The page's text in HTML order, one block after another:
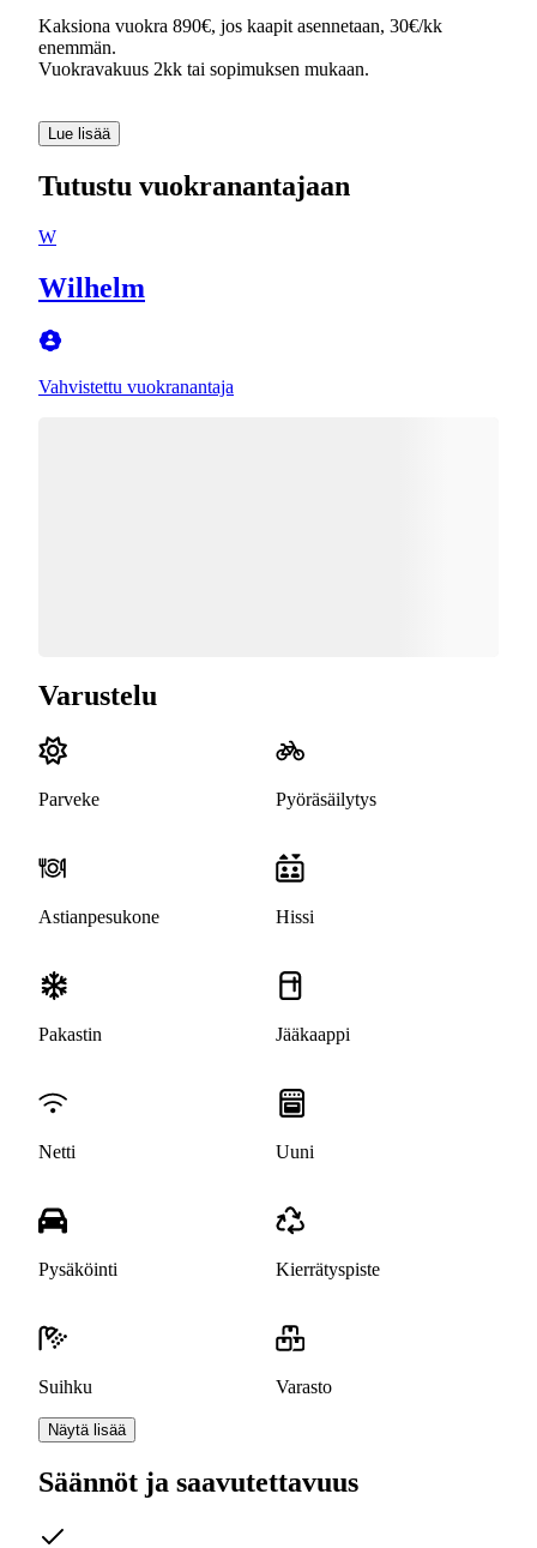
Kaksiona vuokra 890€, jos kaapit asennetaan, 30€/kk
enemmän.
Vuokravakuus 2kk tai sopimuksen mukaan.
Lue lisää
Tutustu vuokranantajaan
W
Wilhelm
Vahvistettu vuokranantaja
Varustelu
Parveke Pyöräsäilytys
Astianpesukone Hissi
Pakastin Jääkaappi
Netti Uuni
Pysäköinti Kierrätyspiste
Suihku Varasto
Näytä lisää
Säännöt ja saavutettavuus